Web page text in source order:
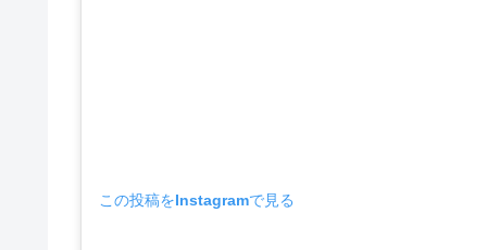
この投稿をInstagramで見る